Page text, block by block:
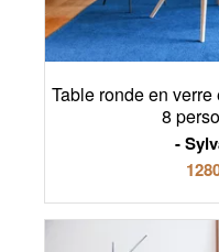
Table ronde en
8